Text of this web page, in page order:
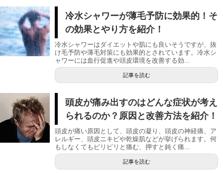
冷水シャワーが薄毛予防に効果的！そ
の効果とやり方を紹介！
冷水シャワーはダイエットや肌にも良いそうですが、抜
け毛予防や薄毛対策にも効果的とされています。冷水シ
ャワーには血行促進や頭皮環境を改善する効...
記事を読む
頭皮が痛み出すのはどんな症状が考え
られるのか？原因と改善方法を紹介！
頭皮が痛い原因として、頭皮の凝り、頭皮の神経痛、ア
レルギー、頭皮ニキビや乾燥肌などが挙げられます。何
もしなくてもピリピリと痛む、押すと鈍く痛...
記事を読む